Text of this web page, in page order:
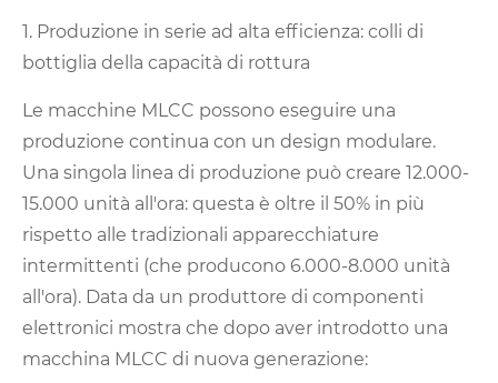
1. Produzione in serie ad alta efficienza: colli di
bottiglia della capacità di rottura
Le macchine MLCC possono eseguire una
produzione continua con un design modulare.
Una singola linea di produzione può creare 12.000-
15.000 unità all'ora: questa è oltre il 50% in più
rispetto alle tradizionali apparecchiature
intermittenti (che producono 6.000-8.000 unità
all'ora). Data da un produttore di componenti
elettronici mostra che dopo aver introdotto una
macchina MLCC di nuova generazione: